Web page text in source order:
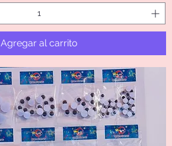
Agregar al carrito